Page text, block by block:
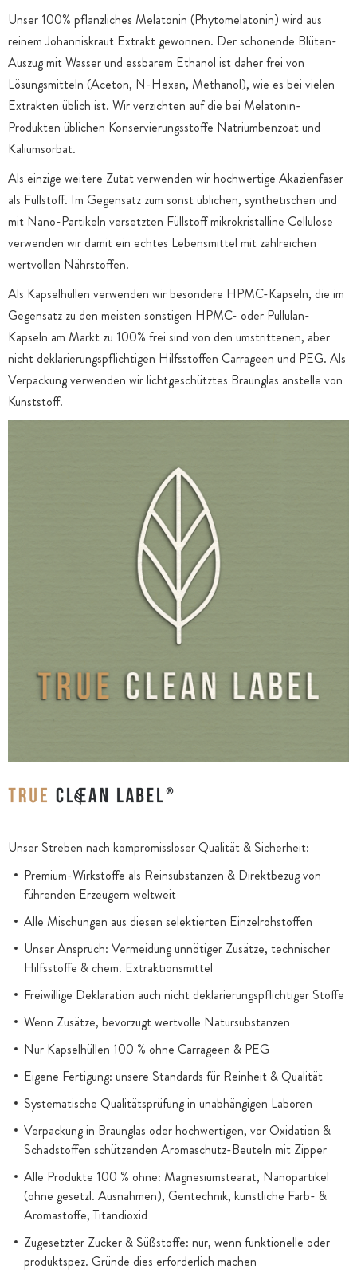
Unser 100% pflanzliches Melatonin (Phytomelatonin) wird aus
reinem Johanniskraut Extrakt gewonnen. Der schonende Blüten-
Auszug mit Wasser und essbarem Ethanol ist daher frei von
Lösungsmitteln (Aceton, N-Hexan, Methanol), wie es bei vielen
Extrakten üblich ist. Wir verzichten auf die bei Melatonin-
Produkten üblichen Konservierungsstoffe Natriumbenzoat und
Kaliumsorbat.
Als einzige weitere Zutat verwenden wir hochwertige Akazienfaser
als Füllstoff. Im Gegensatz zum sonst üblichen, synthetischen und
mit Nano-Partikeln versetzten Füllstoff mikrokristalline Cellulose
verwenden wir damit ein echtes Lebensmittel mit zahlreichen
wertvollen Nährstoffen.
Als Kapselhüllen verwenden wir besondere HPMC-Kapseln, die im
Gegensatz zu den meisten sonstigen HPMC- oder Pullulan-
Kapseln am Markt zu 100% frei sind von den umstrittenen, aber
nicht deklarierungspflichtigen Hilfsstoffen Carrageen und PEG. Als
Verpackung verwenden wir lichtgeschütztes Braunglas anstelle von
Kunststoff.
Unser Streben nach kompromissloser Qualität & Sicherheit:
Premium-Wirkstoffe als Reinsubstanzen & Direktbezug von
führenden Erzeugern weltweit
Alle Mischungen aus diesen selektierten Einzelrohstoffen
Unser Anspruch: Vermeidung unnötiger Zusätze, technischer
Hilfsstoffe & chem. Extraktionsmittel
Freiwillige Deklaration auch nicht deklarierungspflichtiger Stoffe
Wenn Zusätze, bevorzugt wertvolle Natursubstanzen
Nur Kapselhüllen 100 % ohne Carrageen & PEG
Eigene Fertigung: unsere Standards für Reinheit & Qualität
Systematische Qualitätsprüfung in unabhängigen Laboren
Verpackung in Braunglas oder hochwertigen, vor Oxidation &
Schadstoffen schützenden Aromaschutz-Beuteln mit Zipper
Alle Produkte 100 % ohne: Magnesiumstearat, Nanopartikel
(ohne gesetzl. Ausnahmen), Gentechnik, künstliche Farb- &
Aromastoffe, Titandioxid
Zugesetzter Zucker & Süßstoffe: nur, wenn funktionelle oder
produktspez. Gründe dies erforderlich machen